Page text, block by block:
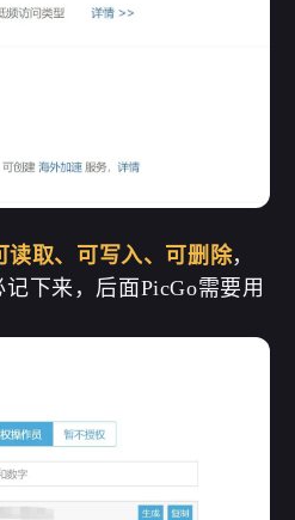
读取、可写入、可删除，
下来，后面PicGo需要用